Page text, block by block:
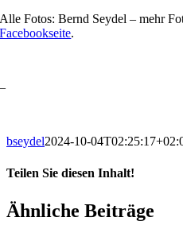
Alle Fotos: Bernd Seydel – mehr
Facebookseite.
–
bseydel2024-10-
Teilen Sie diesen Inhalt!
Facebook
X
LinkedIn
E-
Mail
Ähnliche Beiträge